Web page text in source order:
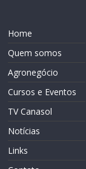
Home
Quem somos
Agronegócio
Cursos e Eventos
TV Canasol
Notícias
Links